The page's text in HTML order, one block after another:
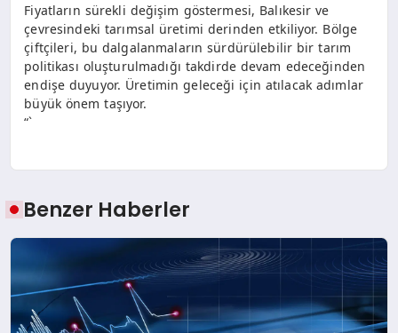
Fiyatların sürekli değişim göstermesi, Balıkesir ve
çevresindeki tarımsal üretimi derinden etkiliyor. Bölge
çiftçileri, bu dalgalanmaların sürdürülebilir bir tarım
politikası oluşturulmadığı takdirde devam edeceğinden
endişe duyuyor. Üretimin geleceği için atılacak adımlar
büyük önem taşıyor.
“`
Benzer Haberler